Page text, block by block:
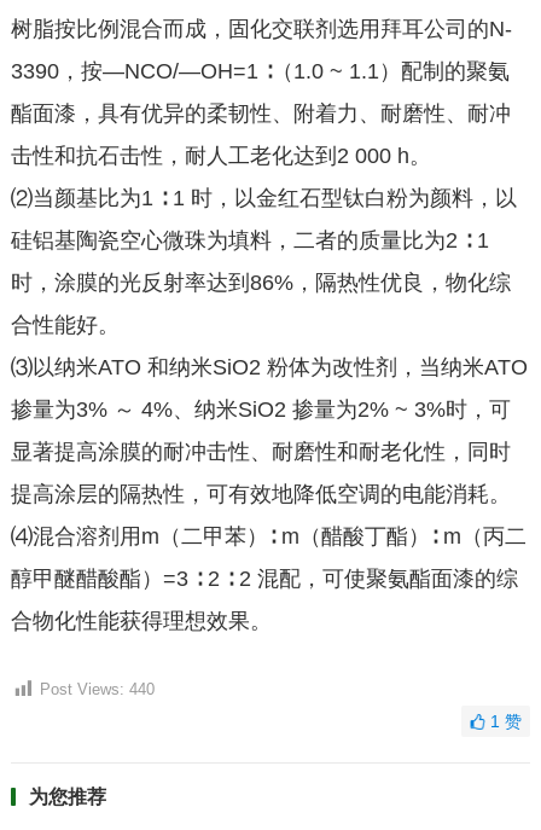
树脂按比例混合而成，固化交联剂选用拜耳公司的N-
3390，按—NCO/—OH=1 ∶（1.0 ~ 1.1）配制的聚氨
酯面漆，具有优异的柔韧性、附着力、耐磨性、耐冲
击性和抗石击性，耐人工老化达到2 000 h。
⑵当颜基比为1 ∶ 1 时，以金红石型钛白粉为颜料，以
硅铝基陶瓷空心微珠为填料，二者的质量比为2 ∶ 1
时，涂膜的光反射率达到86%，隔热性优良，物化综
合性能好。
⑶以纳米ATO 和纳米SiO2 粉体为改性剂，当纳米ATO
掺量为3% ～ 4%、纳米SiO2 掺量为2% ~ 3%时，可
显著提高涂膜的耐冲击性、耐磨性和耐老化性，同时
提高涂层的隔热性，可有效地降低空调的电能消耗。
⑷混合溶剂用m（二甲苯）∶ m（醋酸丁酯）∶ m（丙二
醇甲醚醋酸酯）=3 ∶ 2 ∶ 2 混配，可使聚氨酯面漆的综
合物化性能获得理想效果。
Post Views: 440
1赞
为您推荐